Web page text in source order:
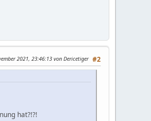
#2
2021, 23:46:13 von Dericetiger
hat?!?!